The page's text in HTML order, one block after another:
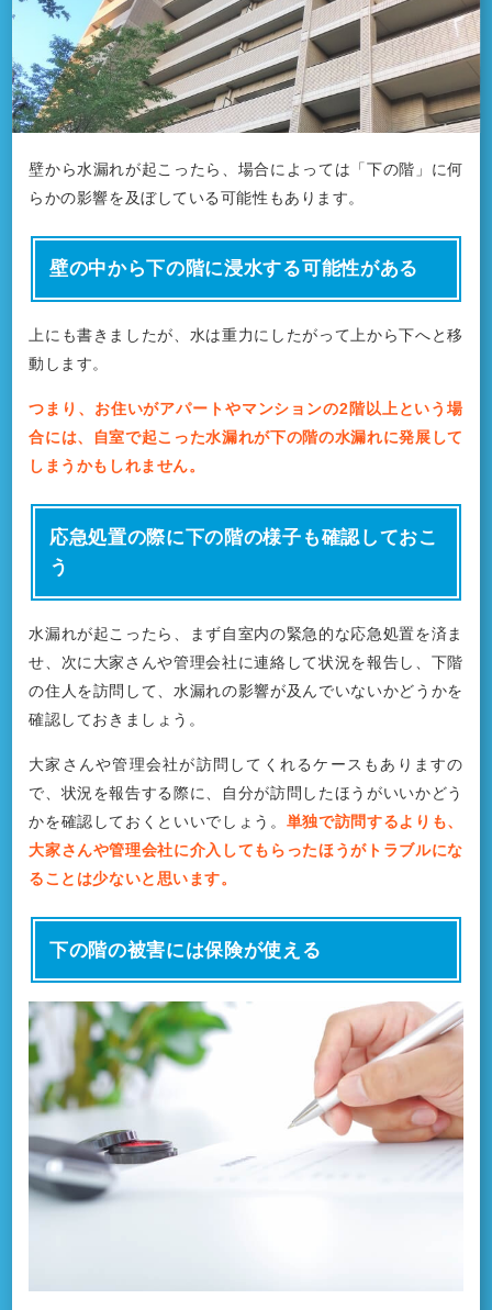
壁から水漏れが起こったら、場合によっては「下の階」に何
らかの影響を及ぼしている可能性もあります。
壁の中から下の階に浸水する可能性がある
上にも書きましたが、水は重力にしたがって上から下へと移
動します。
つまり、お住いがアパートやマンションの2階以上という場
合には、自室で起こった水漏れが下の階の水漏れに発展して
しまうかもしれません。
応急処置の際に下の階の様子も確認しておこ
う
水漏れが起こったら、まず自室内の緊急的な応急処置を済ま
せ、次に大家さんや管理会社に連絡して状況を報告し、下階
の住人を訪問して、水漏れの影響が及んでいないかどうかを
確認しておきましょう。
大家さんや管理会社が訪問してくれるケースもありますの
で、状況を報告する際に、自分が訪問したほうがいいかどう
かを確認しておくといいでしょう。 単独で訪問するよりも、
大家さんや管理会社に介入してもらったほうがトラブルにな
ることは少ないと思います。
下の階の被害には保険が使える